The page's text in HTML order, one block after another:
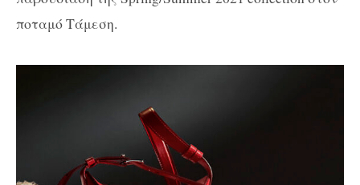
ποταμό Τάμεση.